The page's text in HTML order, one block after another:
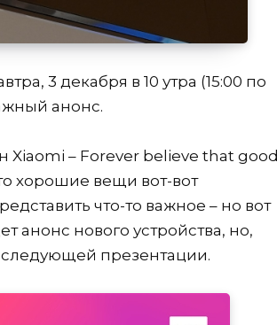
3 декабря в 10 утра (15:00 по
анонс.
Xiaomi – Forever believe that good
хорошие вещи вот-вот
что-то важное – но вот
анонс нового устройства, но,
следующей презентации.